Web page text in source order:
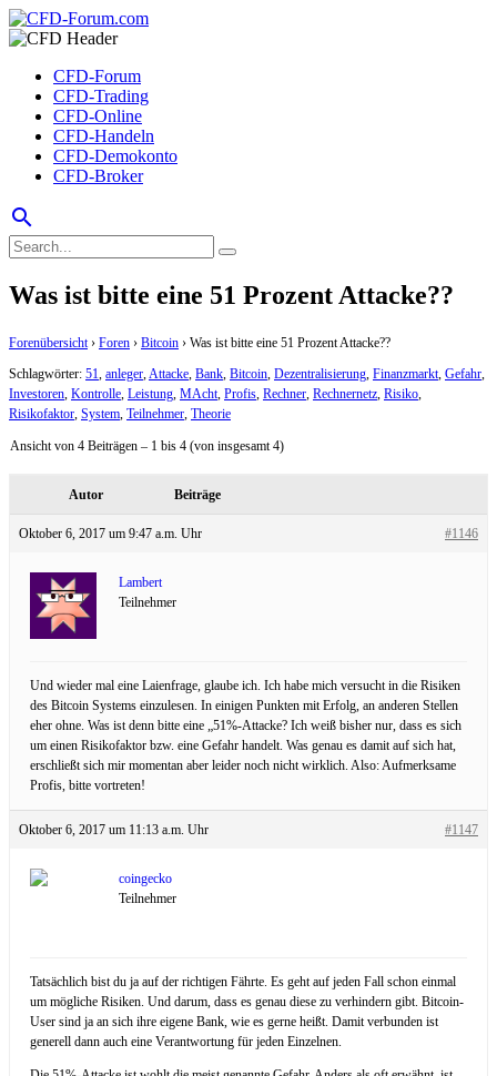
CFD-Forum
CFD-Trading
CFD-Online
CFD-Handeln
CFD-Demokonto
CFD-Broker
search
Was ist bitte eine 51 Prozent Attacke??
Forenübersicht › Foren › Bitcoin › Was ist bitte eine 51 Prozent Attacke??
Schlagwörter: 51, anleger,Attacke, Bank, Bitcoin, Dezentralisierung, Finanzmarkt, Gefahr,
Investoren, Kontrolle, Leistung, MAcht, Profis, Rechner, Rechnernetz, Risiko,
Risikofaktor, System, Teilnehmer, Theorie
Ansicht von 4 Beiträgen – 1 bis 4 (von insgesamt 4)
Autor Beiträge
Oktober 6, 2017 um 9:47 a.m. Uhr #1146
Lambert
Teilnehmer
Und wieder mal eine Laienfrage, glaube ich. Ich habe mich versucht in die Risiken
des Bitcoin Systems einzulesen. In einigen Punkten mit Erfolg, an anderen Stellen
eher ohne. Was ist denn bitte eine „51%-Attacke? Ich weiß bisher nur, dass es sich
um einen Risikofaktor bzw. eine Gefahr handelt. Was genau es damit auf sich hat,
erschließt sich mir momentan aber leider noch nicht wirklich. Also: Aufmerksame
Profis, bitte vortreten!
Oktober 6, 2017 um 11:13 a.m. Uhr #1147
coingecko
Teilnehmer
Tatsächlich bist du ja auf der richtigen Fährte. Es geht auf jeden Fall schon einmal
um mögliche Risiken. Und darum, dass es genau diese zu verhindern gibt. Bitcoin-
User sind ja an sich ihre eigene Bank, wie es gerne heißt. Damit verbunden ist
generell dann auch eine Verantwortung für jeden Einzelnen.